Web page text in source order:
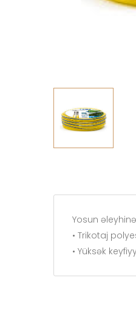
Yosun
• Trikotaj
• Yüksək